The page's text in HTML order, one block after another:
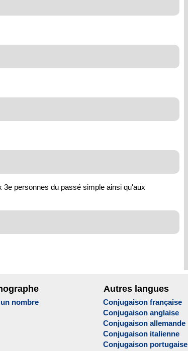
3e personnes du passé simple ainsi qu'aux
nombre
Autres langues
Conjugaison française
Conjugaison anglaise
Conjugaison allemande
Conjugaison italienne
Conjugaison portugaise